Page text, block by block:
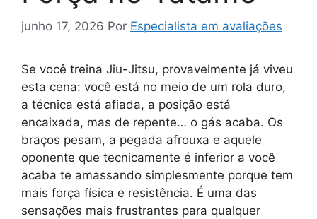
junho 17, 2026 Por Especialista em avaliações
Se você treina Jiu-Jitsu, provavelmente já viveu
esta cena: você está no meio de um rola duro,
a técnica está afiada, a posição está
encaixada, mas de repente… o gás acaba. Os
braços pesam, a pegada afrouxa e aquele
oponente que tecnicamente é inferior a você
acaba te amassando simplesmente porque tem
mais força física e resistência. É uma das
sensações mais frustrantes para qualquer